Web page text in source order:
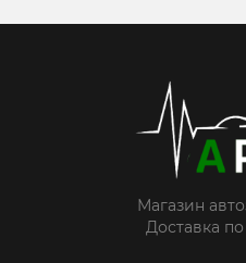
Магазин
Доставка